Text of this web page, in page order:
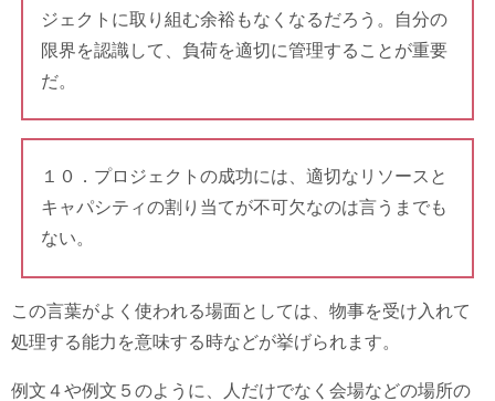
ジェクトに取り組む余裕もなくなるだろう。自分の
限界を認識して、負荷を適切に管理することが重要
だ。
１０．プロジェクトの成功には、適切なリソースと
キャパシティの割り当てが不可欠なのは言うまでも
ない。
この言葉がよく使われる場面としては、物事を受け入れて
処理する能力を意味する時などが挙げられます。
例文４や例文５のように、人だけでなく会場などの場所の